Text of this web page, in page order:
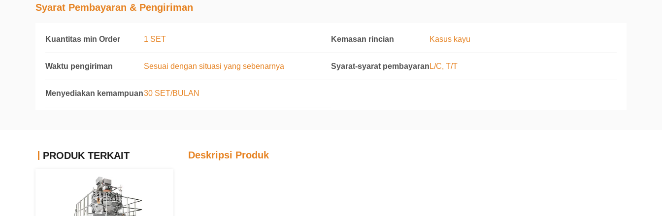
Syarat Pembayaran & Pengiriman
Kuantitas min Order 1 SET Kemasan rincian Kasus kayu
Waktu pengiriman Sesuai dengan situasi yang sebenarnya Syarat-syarat pembayaran L/C, T/T
Menyediakan kemampuan30 SET/BULAN
PRODUK TERKAIT Deskripsi Produk